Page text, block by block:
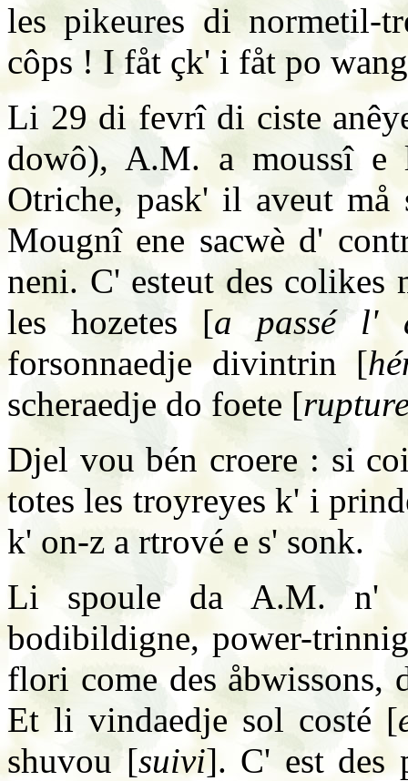
les pikeures di normetil-
côps ! I fåt çk' i fåt po
Li 29 di fevrî di ciste
dowô), A.M. a moussî
Otriche, pask' il aveut må
Mougnî ene sacwè d'
neni. C' esteut des colikes
les hozetes [a passé l'
forsonnaedje divintrin [
scheraedje do foete [
Djel vou bén croere : si
totes les troyreyes k' i
k' on-z a rtrové e s' sonk.
Li spoule da A.M. n'
bodibildigne, power-
flori come des åbwissons,
Et li vindaedje sol costé [
shuvou [suivi]. C' est des